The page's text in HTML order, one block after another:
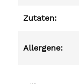
Zutaten:
Allergene: